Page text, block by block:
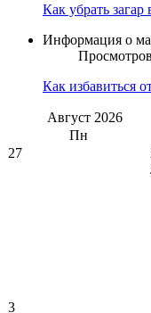
Как убрать
Информация о
Как избавиться
Август 2026
Пн
27
3